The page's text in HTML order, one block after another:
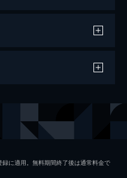
エマ・ストーン
に適用。無料期間終了後は通常料金で